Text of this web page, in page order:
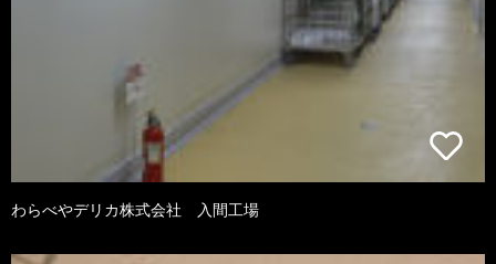
わらべやデリカ株式会社 入間工場